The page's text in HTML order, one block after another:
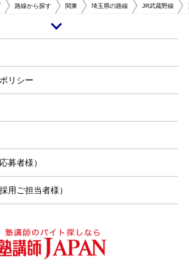
路線から探す 関東 埼玉県の路線 JR武蔵野線
市にあるJR東日本・埼玉高速鉄道の駅です。JRの
は住宅地が密集しているため子供の数が多いです。小
あるため、学校で受けた授業の復習をするための、
いくつか点在しています。塾の数が多いことによる
件でのアルバイトを行える可能性があります。 大
ひと味違った、地域の方と密接に関わることのでき
んでいる人であればとても働きやすい環境であると
リシー
募者様）
用ご担当者様）